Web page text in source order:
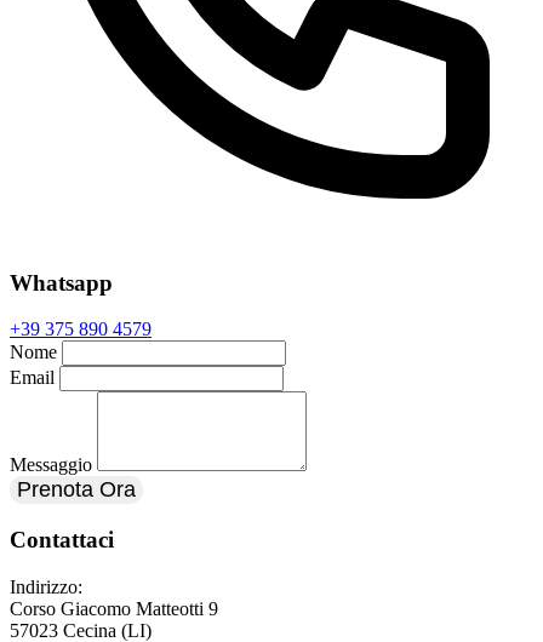
Whatsapp
+39 375 890 4579
Nome
Email
Messaggio
Prenota Ora
Contattaci
Indirizzo:
Corso Giacomo Matteotti 9
57023 Cecina (LI)